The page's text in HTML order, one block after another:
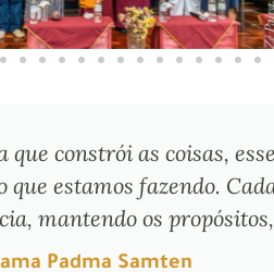
que constrói as coisas,
estamos fazendo.
mantendo os
Padma Samten